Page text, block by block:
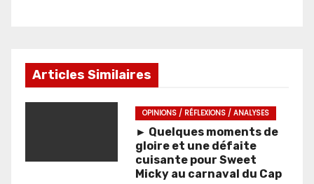
Articles Similaires
OPINIONS / RÉFLEXIONS / ANALYSES
► Quelques moments de
gloire et une défaite
cuisante pour Sweet
Micky au carnaval du Cap